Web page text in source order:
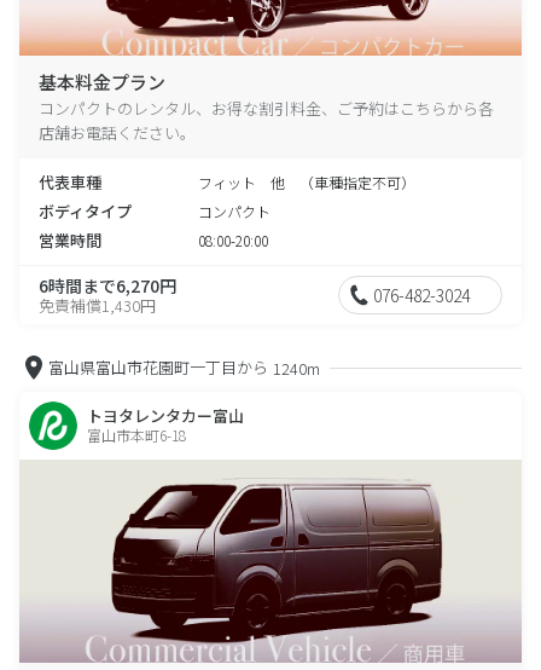
基本料金プラン
コンパクトのレンタル、お得な割引料金、ご予約はこちらから各
店舗お電話ください。
代表車種 フィット 他 （車種指定不可）
ボディタイプ コンパクト
営業時間 08:00-20:00
6時間まで6,270円
免責補償1,430円 076-482-3024
富山県富山市花園町一丁目から 1240m
トヨタレンタカー富山
富山市本町6-18